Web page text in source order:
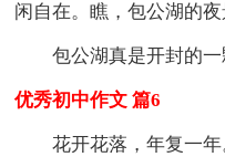
闲自在。瞧，包公湖的
包公湖真是开封的
优秀初中作文 篇6
花开花落，年复一年